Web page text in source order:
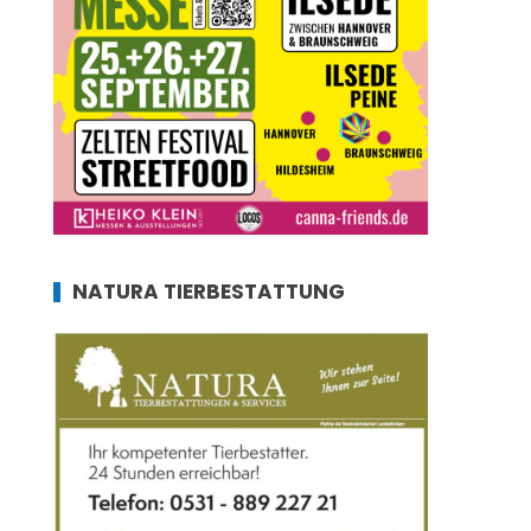
NATURA TIERBESTATTUNG